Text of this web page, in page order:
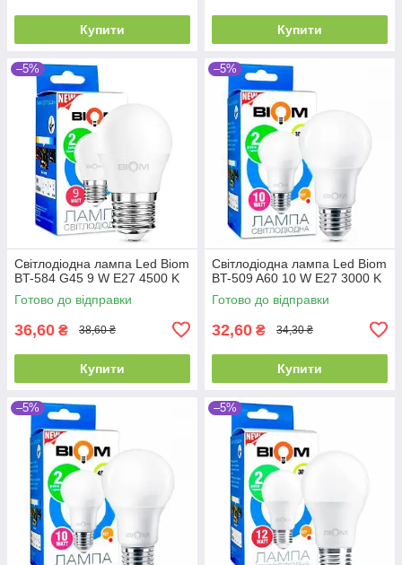
Купити Купити
–5%
Світлодіодна лампа Led Biom
BT-584 G45 9 W E27 4500 K
Готово до відправки
36,60 ₴ 38,60 ₴
Купити
–5%
Світлодіодна лампа Led Biom
BT-509 A60 10 W E27 3000 K
Готово до відправки
32,60 ₴ 34,30 ₴
Купити
–5% –5%